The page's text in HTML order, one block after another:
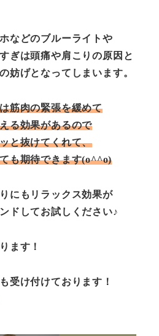
などのブルーライトや
ぎは頭痛や肩こりの原因と
妨げとなってしまいます。
筋肉の緊張を緩めて
る効果があるので
と抜けてくれて、
も期待できます(o^^o)
にもリラックス効果が
ドしてお試しください♪
ます！
受け付けております！